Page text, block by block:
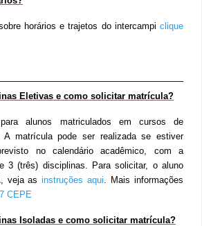
horários e trajetos do intercampi clique
Eletivas e como solicitar matrícula?
alunos matriculados em cursos de
A matrícula pode ser realizada se estiver
no calendário acadêmico, com a
3 (três) disciplinas. Para solicitar, o aluno
veja as instruções aqui . Mais informações
CEPE
Isoladas e como solicitar matrícula?